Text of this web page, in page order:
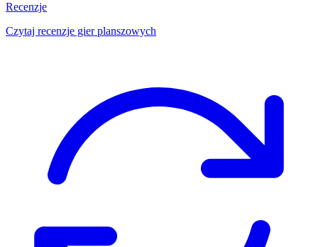
Recenzje
Czytaj recenzje gier planszowych